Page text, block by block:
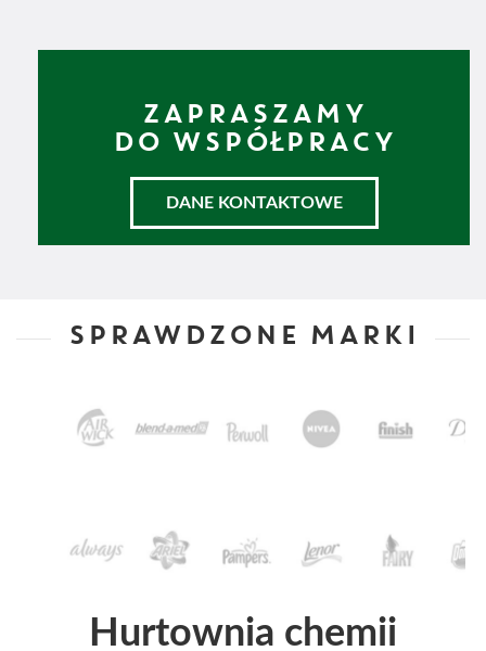
ZAPRASZAMY
DO WSPÓŁPRACY
DANE KONTAKTOWE
SPRAWDZONE MARKI
Hurtownia chemii